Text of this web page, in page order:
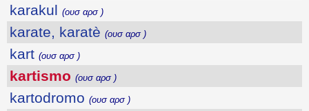
karakul (ουσ αρσ )
karate, karatè (ουσ αρσ )
kart (ουσ αρσ )
kartismo (ουσ αρσ )
kartodromo (ουσ αρσ )